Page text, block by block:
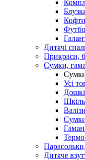
Дитячі
Прикраси,
Сумки,
Усі
Сумки
Дитяче